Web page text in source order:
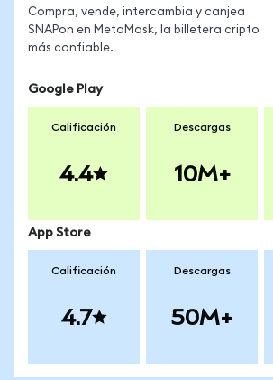
Compra, vende, intercambia y canjea
SNAPon en MetaMask, la billetera cripto
más confiable.
Google Play
Calificación
4.4
Descargas
10M+
App Store
Calificación
4.7
Descargas
50M+